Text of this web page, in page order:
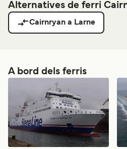
Alternatives de ferri
Cairnryan a Larne
A bord dels ferris